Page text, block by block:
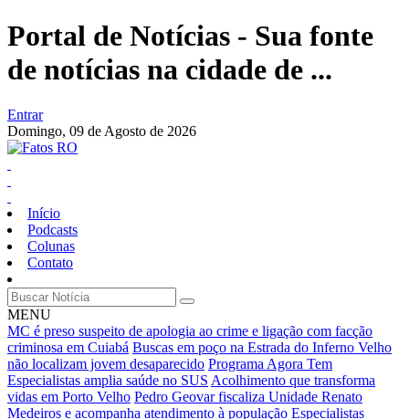
Portal de Notícias - Sua fonte
de notícias na cidade de ...
Entrar
Domingo, 09 de Agosto de 2026
Início
Podcasts
Colunas
Contato
MENU
MC é preso suspeito de apologia ao crime e ligação com facção
criminosa em Cuiabá Buscas em poço na Estrada do Inferno Velho
não localizam jovem desaparecido Programa Agora Tem
Especialistas amplia saúde no SUS Acolhimento que transforma
vidas em Porto Velho Pedro Geovar fiscaliza Unidade Renato
Medeiros e acompanha atendimento à população Especialistas